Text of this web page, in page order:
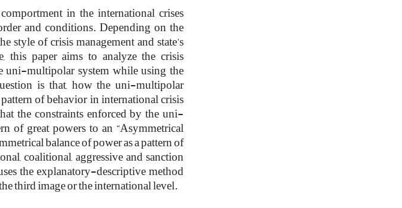
in the international crises
and conditions. Depending on the
style of crisis management and state’s
this paper aims to analyze the crisis
uni-multipolar system while using the
is that, how the uni-multipolar
of behavior in international crisis
the constraints enforced by the uni-
of great powers to an “Asymmetrical
balance of power as a pattern of
coalitional, aggressive and sanction
the explanatory-descriptive method
third image or the international level.